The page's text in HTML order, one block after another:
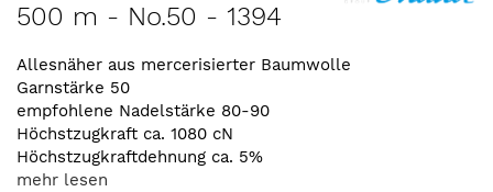
der
springen
500 m - No.50 - 1394
Allesnäher aus mercerisierter Baumwolle
Garnstärke 50
empfohlene Nadelstärke 80-90
Höchstzugkraft ca. 1080 cN
Höchstzugkraftdehnung ca. 5%
mehr lesen